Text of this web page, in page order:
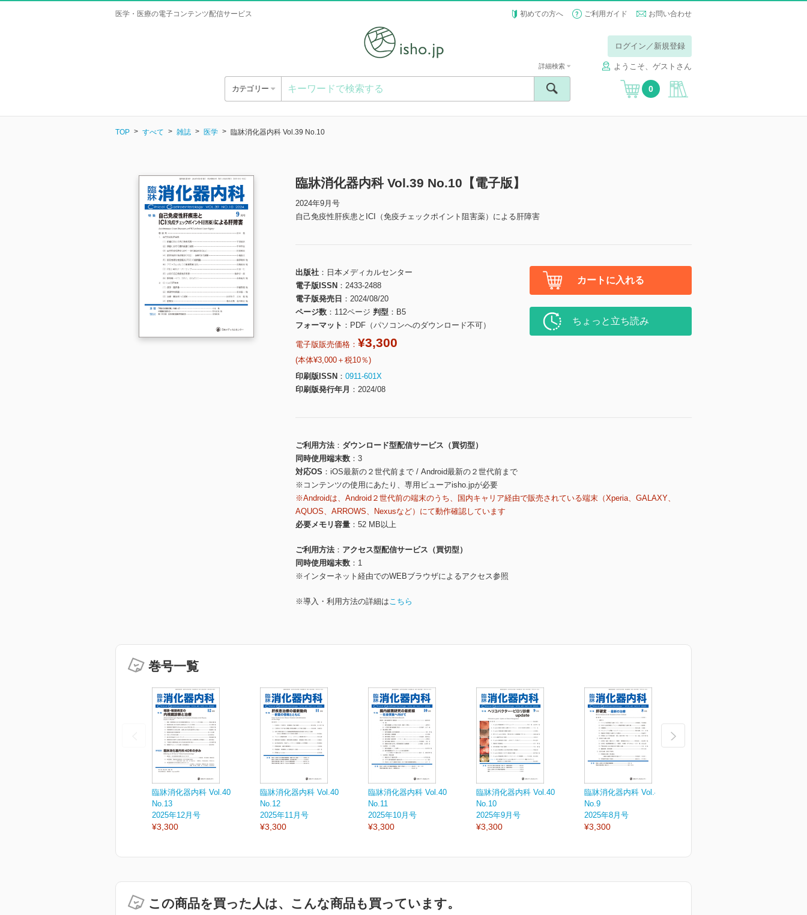
医学・医療の電子コンテンツ配信サービス 初めての方へ ご利用ガイド お問い合わせ
ログイン／新規登録
ようこそ、ゲストさん
カテゴリー
詳細検索
0
TOP すべて 雑誌 医学 臨牀消化器内科 Vol.39 No.10
臨牀消化器内科 Vol.39 No.10【電子版】
2024年9月号
自己免疫性肝疾患とICI（免疫チェックポイント阻害薬）による肝障害
出版社
日本メディカルセンター
電子版ISSN
2433-2488
電子版発売日
2024/08/20
ページ数
112ページ 判型
B5
フォーマット
PDF（パソコンへのダウンロード不可）
電子版販売価格： ¥3,300
(本体¥3,000＋税10％)
印刷版ISSN
0911-601X
印刷版発行年月
2024/08
カートに入れる
ちょっと立ち読み
ご利用方法
ダウンロード型配信サービス（買切型）
同時使用端末数
3
対応OS
iOS最新の２世代前まで / Android最新の２世代前まで
※コンテンツの使用にあたり、専用ビューアisho.jpが必要
※Androidは、Android２世代前の端末のうち、国内キャリア経由で販売されている端末（Xperia、GALAXY、
AQUOS、ARROWS、Nexusなど）にて動作確認しています
必要メモリ容量
52 MB以上
ご利用方法
アクセス型配信サービス（買切型）
同時使用端末数
1
※インターネット経由でのWEBブラウザによるアクセス参照
※導入・利用方法の詳細はこちら
巻号一覧
臨牀消化器内科 Vol.40
No.13
2025年12月号
¥3,300
臨牀消化器内科 Vol.40
No.12
2025年11月号
¥3,300
臨牀消化器内科 Vol.40
No.11
2025年10月号
¥3,300
臨牀消化器内科 Vol.40
No.10
2025年9月号
¥3,300
臨牀消化器内科 Vol.40
No.9
2025年8月号
¥3,300
この商品を買った人は、こんな商品も買っています。